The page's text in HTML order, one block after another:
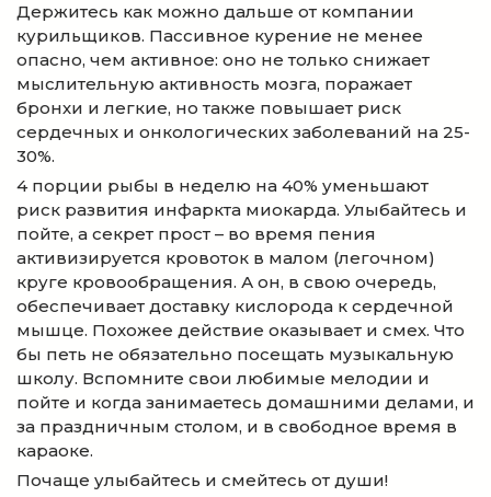
Держитесь как можно дальше от компании
курильщиков. Пассивное курение не менее
опасно, чем активное: оно не только снижает
мыслительную активность мозга, поражает
бронхи и легкие, но также повышает риск
сердечных и онкологических заболеваний на 25-
30%.
4 порции рыбы в неделю на 40% уменьшают
риск развития инфаркта миокарда. Улыбайтесь и
пойте, а секрет прост – во время пения
активизируется кровоток в малом (легочном)
круге кровообращения. А он, в свою очередь,
обеспечивает доставку кислорода к сердечной
мышце. Похожее действие оказывает и смех. Что
бы петь не обязательно посещать музыкальную
школу. Вспомните свои любимые мелодии и
пойте и когда занимаетесь домашними делами, и
за праздничным столом, и в свободное время в
караоке.
Почаще улыбайтесь и смейтесь от души!